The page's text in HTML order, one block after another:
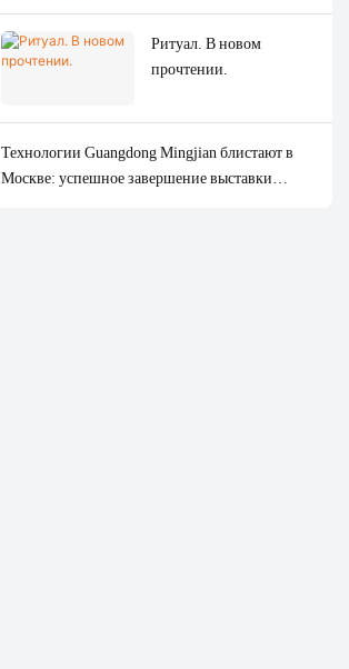
ваш ведущий
ODM/OEM-партнер по
Ритуал. В новом
прочтении.
Технологии Guangdong Mingjian блистают в
Москве: успешное завершение выставки